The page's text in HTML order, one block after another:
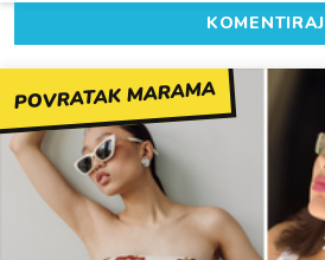
KOMENTIRAJ
POVRATAK MARAMA